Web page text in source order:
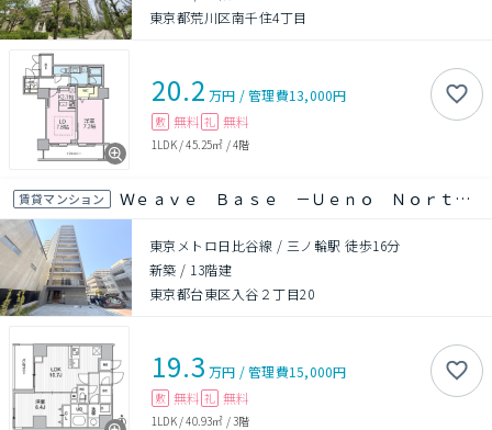
東京都荒川区南千住4丁目
20.2 万円 /管理費13,000円
敷 無料 礼 無料
1LDK/45.25㎡ /4階
賃貸マンション Ｗｅａｖｅ Ｂａｓｅ －Ｕｅｎｏ Ｎｏｒｔｈ上野ノース
東京メトロ日比谷線 / 三ノ輪駅 徒歩16分
新築 / 13階建
東京都台東区入谷２丁目20
19.3 万円 /管理費15,000円
敷 無料 礼 無料
1LDK/40.93㎡ /3階